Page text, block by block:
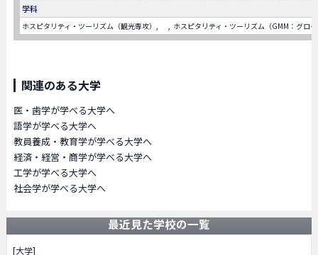
学科
ホスピタリティ・ツーリズム（観光専攻） ホスピタリティ・ツーリズム（GMM：グロ
関連のある大学
医・歯学が学べる大学へ
語学が学べる大学へ
教員養成・教育学が学べる大学へ
経済・経営・商学が学べる大学へ
工学が学べる大学へ
社会学が学べる大学へ
最近見た学校の一覧
[大学]